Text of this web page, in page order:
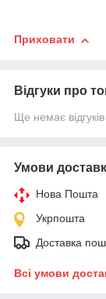
Приховати
Відгуки про
Ще немає
Умови
Нова Пошта
Укрпошта
Доставка
Всі умови